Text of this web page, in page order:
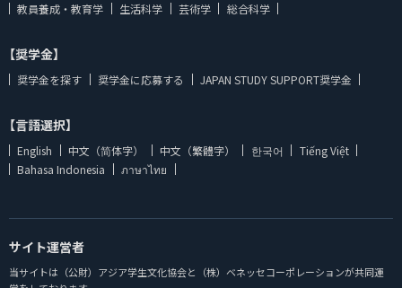
教員養成・教育学
生活科学 芸術学 総合科学
【奨学金】
奨学金を探す 奨学金に応募する JAPAN STUDY SUPPORT奨学金
【言語選択】
English 中文（简体字） 中文（繁體字） 한국어
Tiếng Việt
Bahasa Indonesia
ภาษาไทย
サイト運営者
当サイトは（公財）アジア学生文化協会と（株）ベネッセコーポレーションが共同運